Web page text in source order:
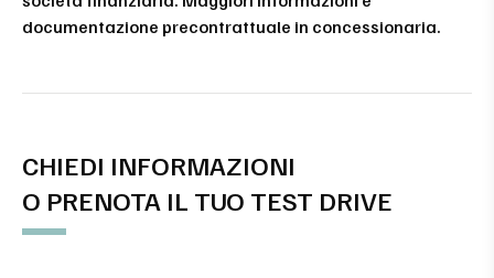
documentazione precontrattuale in concessionaria.
CHIEDI INFORMAZIONI
O PRENOTA IL TUO TEST DRIVE